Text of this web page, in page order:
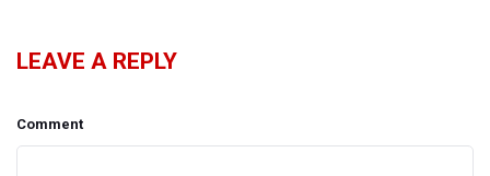
LEAVE A REPLY
Comment